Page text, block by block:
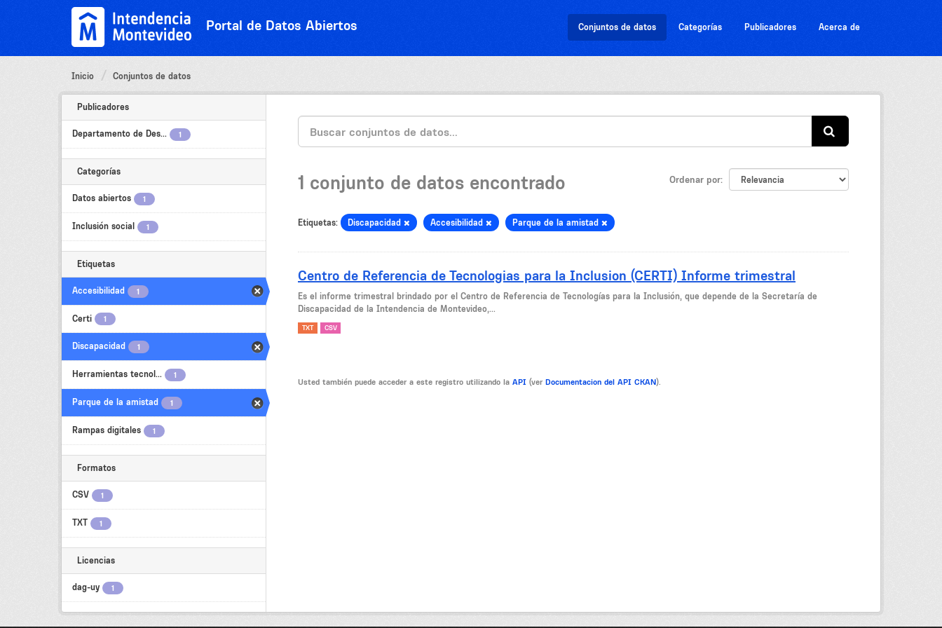
Portal de Datos Abiertos Conjuntos de datos Categorías Publicadores Acerca de
Inicio Conjuntos de datos
Publicadores
Departamento de Des... 1
Categorías
Datos abiertos 1
Inclusión social 1
Etiquetas
Accesibilidad 1
Certi 1
Discapacidad 1
Herramientas tecnol... 1
Parque de la amistad 1
Rampas digitales 1
Formatos
CSV 1
TXT 1
Licencias
dag-uy 1
Ordenar por
1 conjunto de datos encontrado
Etiquetas: Discapacidad Accesibilidad Parque de la amistad
Centro de Referencia de Tecnologias para la Inclusion (CERTI) Informe trimestral
Es el informe trimestral brindado por el Centro de Referencia de Tecnologías para la Inclusión, que depende de la Secretaría de
Discapacidad de la Intendencia de Montevideo,...
TXT CSV
Usted también puede acceder a este registro utilizando la API (ver Documentacion del API CKAN).